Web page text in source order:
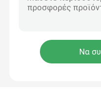
Κατασκευασμένος